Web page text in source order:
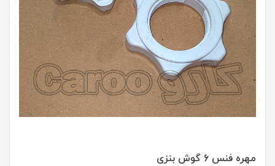
مهره فنس 6 گوش بنزی